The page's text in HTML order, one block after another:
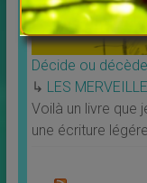
Décide ou
↳ LES
Voilà un livre que
une écriture